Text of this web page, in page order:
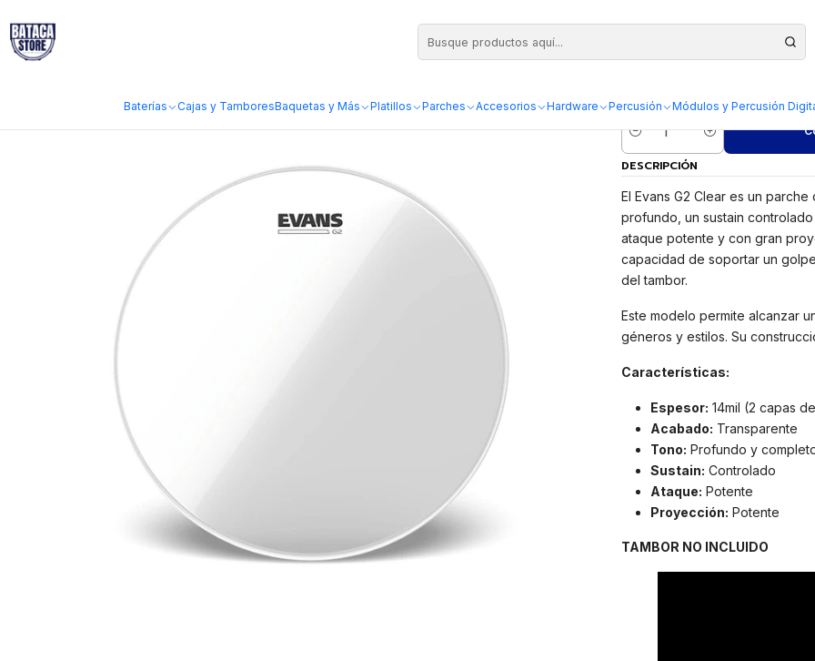
Baterías Cajas y TamboresBaquetas y Más Platillos Parches Accesorios Hardware Percusión Módulos y Percusión
Cantidad
DESCRIPCIÓN
El Evans G2 Clear es un
profundo, un sustain
ataque potente y con gran
capacidad de soportar un
del tambor.
Este modelo permite alcanzar
géneros y estilos. Su
Características:
Espesor: 14mil (2 capas
Acabado: Transparente
Tono: Profundo y
Sustain: Controlado
Ataque: Potente
Proyección: Potente
TAMBOR NO INCLUIDO